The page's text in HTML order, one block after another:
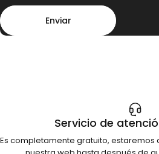
Enviar
Enviar
Servicio de
Es completamente gratuito, estaremos